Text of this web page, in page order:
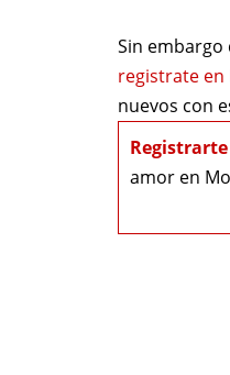
Sin embargo
registrate
nuevos con
Registrarte
amor en